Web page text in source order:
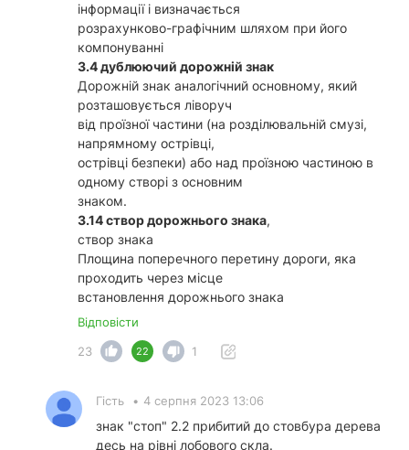
інформації і визначається
розрахунково-графічним шляхом при його
компонуванні
3.4 дублюючий дорожній знак
Дорожній знак аналогічний основному, який
розташовується ліворуч
від проїзної частини (на розділювальній смузі,
напрямному острівці,
острівці безпеки) або над проїзною частиною в
одному створі з основним
знаком.
3.14 створ дорожнього знака,
створ знака
Площина поперечного перетину дороги, яка
проходить через місце
встановлення дорожнього знака
Відповісти
23
22 1
Гість • 4 серпня 2023 13:06
знак "стоп" 2.2 прибитий до стовбура дерева
десь на рівні лобового скла.